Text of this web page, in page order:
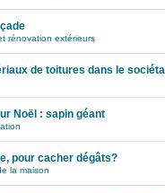
rénovation extérieurs
de toitures dans le
Noël : sapin géant
pour cacher dégâts?
la maison